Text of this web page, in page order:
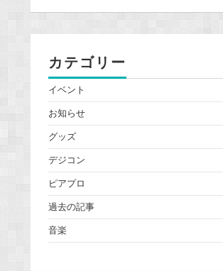
カテゴリー
イベント
お知らせ
グッズ
デジコン
ピアプロ
過去の記事
音楽